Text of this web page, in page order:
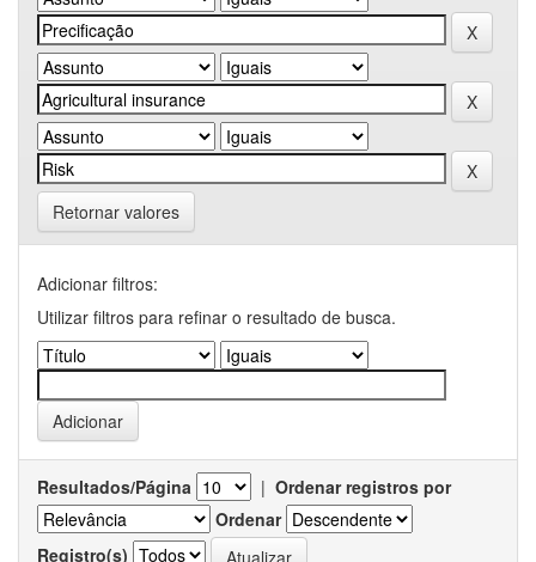
Retornar valores
Adicionar filtros:
Utilizar filtros para refinar o resultado de busca.
Resultados/Página | Ordenar registros por
Ordenar
Registro(s)